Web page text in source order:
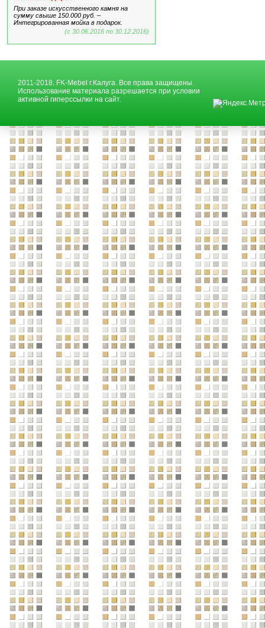
При заказе искусственного камня на
сумму свыше 150.000 руб. –
Интегрированная мойка в подарок.
(с 30.06.2016 по 30.12.2016)
2011-2018. FK-Mebel г.Калуга. Все права защищены.
Использование материала разрешается при условии
активной гиперссылки на сайт.